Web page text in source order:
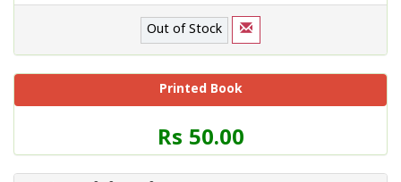
Out of Stock
Printed Book
Price
of
Rs 50.00